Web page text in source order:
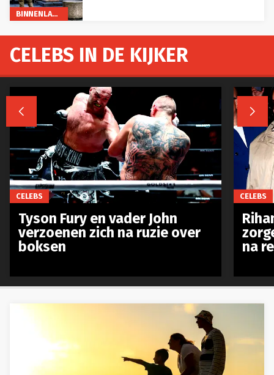
BINNENLAND
CELEBS IN DE KIJKER
 
CELEBS
Tyson Fury en vader John
verzoenen zich na ruzie over
boksen
CELEBS
na